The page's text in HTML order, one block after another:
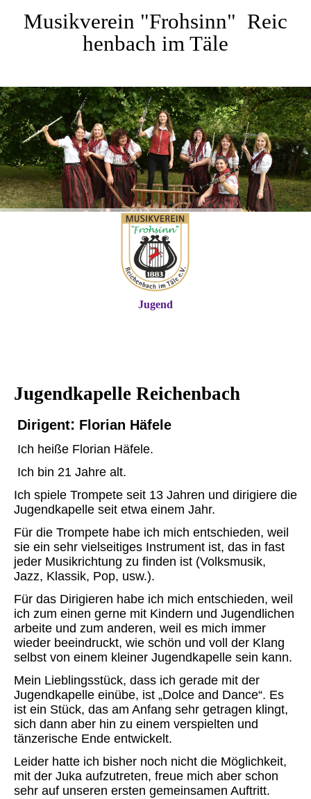
Musikverein "Frohsinn" Reic
henbach im Täle
Jugend
Jugendkapelle Reichenbach
Dirigent: Florian Häfele
Ich heiße Florian Häfele.
Ich bin 21 Jahre alt.
Ich spiele Trompete seit 13 Jahren und dirigiere die
Jugendkapelle seit etwa einem Jahr.
Für die Trompete habe ich mich entschieden, weil
sie ein sehr vielseitiges Instrument ist, das in fast
jeder Musikrichtung zu finden ist (Volksmusik,
Jazz, Klassik, Pop, usw.).
Für das Dirigieren habe ich mich entschieden, weil
ich zum einen gerne mit Kindern und Jugendlichen
arbeite und zum anderen, weil es mich immer
wieder beeindruckt, wie schön und voll der Klang
selbst von einem kleiner Jugendkapelle sein kann.
Mein Lieblingsstück, dass ich gerade mit der
Jugendkapelle einübe, ist „Dolce and Dance“. Es
ist ein Stück, das am Anfang sehr getragen klingt,
sich dann aber hin zu einem verspielten und
tänzerische Ende entwickelt.
Leider hatte ich bisher noch nicht die Möglichkeit,
mit der Juka aufzutreten, freue mich aber schon
sehr auf unseren ersten gemeinsamen Auftritt.